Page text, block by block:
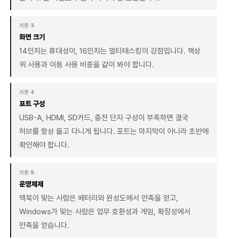
기준 3
화면 크기
14인치는 휴대성이, 16인치는 멀티태스킹이 강점입니다. 책상
위 사용과 이동 사용 비중을 같이 봐야 합니다.
기준 4
포트 구성
USB-A, HDMI, SD카드, 충전 단자 구성이 부족하면 결국
허브를 항상 들고 다니게 됩니다. 포트는 마지막이 아니라 초반에
확인해야 합니다.
기준 5
운영체제
맥북이 맞는 사람은 배터리와 완성도에서 만족을 얻고,
Windows가 맞는 사람은 업무 호환성과 게임, 확장성에서
만족을 얻습니다.